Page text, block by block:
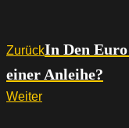
ZurückIn Den
einer Anleihe?
Weiter